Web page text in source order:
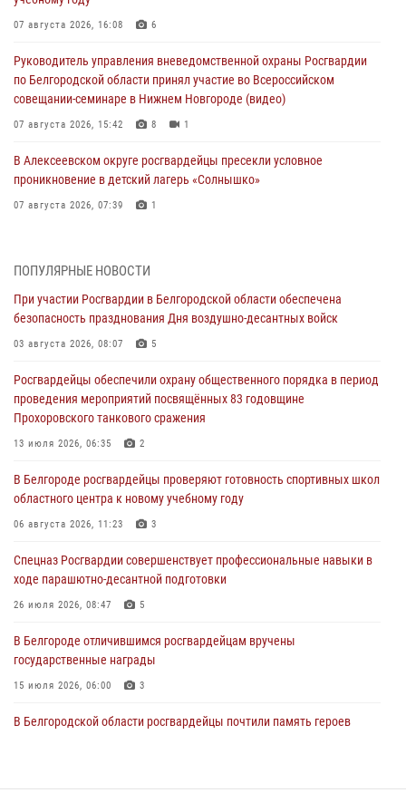
07 августа 2026, 16:08 6
Руководитель управления вневедомственной охраны Росгвардии
по Белгородской области принял участие во Всероссийском
совещании-семинаре в Нижнем Новгороде (видео)
07 августа 2026, 15:42 8 1
В Алексеевском округе росгвардейцы пресекли условное
проникновение в детский лагерь «Солнышко»
07 августа 2026, 07:39 1
Подвиги героев‑росгвардейцев увековечили в новой музейной
экспозиции белгородского музея‑диорамы «Курская битва.
06 августа 2026, 12:05 3
В Белгороде росгвардейцы проверяют готовность спортивных школ
областного центра к новому учебному году
Росгвардия обеспечила общественную безопасность празднования
83-й годовщины освобождения г. Белгорода от немецко -
06 августа 2026, 06:54 3
Офицеры Росгвардии и ветераны войск правопорядка почтили
05 августа 2026, 17:12 2
ПОПУЛЯРНЫЕ НОВОСТИ
При участии Росгвардии в Белгородской области обеспечена
безопасность празднования Дня воздушно-десантных войск
03 августа 2026, 08:07 5
Росгвардейцы обеспечили охрану общественного порядка в период
проведения мероприятий посвящённых 83 годовщине
Прохоровского танкового сражения
13 июля 2026, 06:35 2
В Белгороде росгвардейцы проверяют готовность спортивных школ
областного центра к новому учебному году
06 августа 2026, 11:23 3
Спецназ Росгвардии совершенствует профессиональные навыки в
ходе парашютно-десантной подготовки
26 июля 2026, 08:47 5
В Белгороде отличившимся росгвардейцам вручены
государственные награды
15 июля 2026, 06:00 3
В Белгородской области росгвардейцы почтили память героев